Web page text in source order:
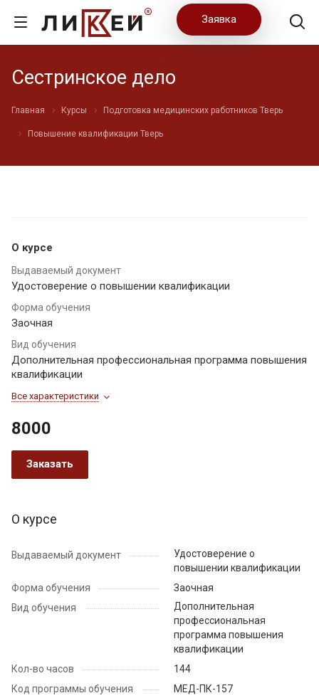
Заявка
Сестринское дело
Главная Курсы Подготовка медицинских работников Тверь
Повышение квалификации Тверь
О курсе
Выдаваемый документ
Удостоверение о повышении квалификации
Форма обучения
Заочная
Вид обучения
Дополнительная профессиональная программа повышения
квалификации
Все характеристики
8000
Заказать
О курсе
Выдаваемый документ
Удостоверение о
повышении квалификации
Форма обучения
Заочная
Вид обучения
Дополнительная
профессиональная
программа повышения
квалификации
Кол-во часов
144
Код программы обучения
МЕД-ПК-157